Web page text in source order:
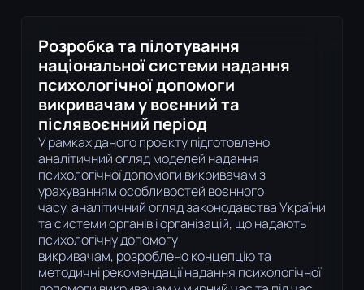
Розробка та пілотування
національної системи надання
психологічної допомоги
викривачам у воєнний та
післявоєнний період
У рамках даного проєкту підготовлено
аналітичний огляд моделей надання
психологічної допомоги викривачам з
урахуванням особливостей воєнного
часу, аналітичний огляд законодавства України
та системи органів і організацій, що надають
психологічну допомогу
викривачам, розроблено концепцію та
методичні рекомендації надання психологічної